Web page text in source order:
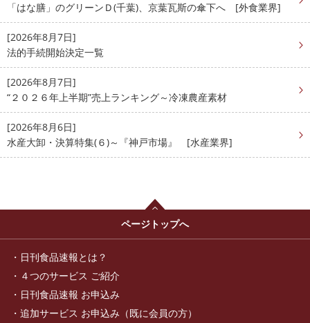
「はな膳」のグリーンＤ(千葉)、京葉瓦斯の傘下へ [外食業界]
[2026年8月7日]
法的手続開始決定一覧
[2026年8月7日]
“２０２６年上半期”売上ランキング～冷凍農産素材
[2026年8月6日]
水産大卸・決算特集(６)～『神戸市場』 [水産業界]
ページトップへ
日刊食品速報とは？
４つのサービス ご紹介
日刊食品速報 お申込み
追加サービス お申込み（既に会員の方）